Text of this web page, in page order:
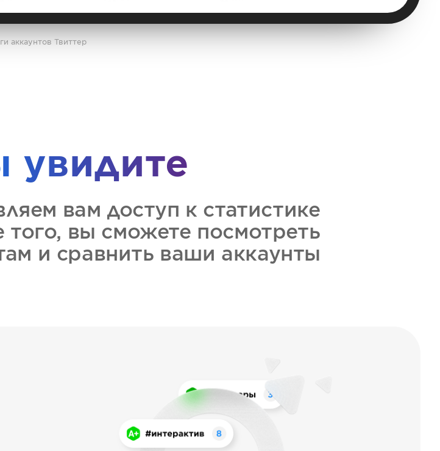
аккаунтов Твиттер
увидите
вам доступ к статистике
того, вы сможете посмотреть
и сравнить ваши аккаунты